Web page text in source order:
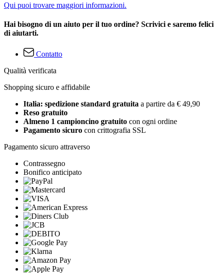
Qui puoi trovare maggiori informazioni.
Hai bisogno di un aiuto per il tuo ordine? Scrivici e saremo felici
di aiutarti.
Contatto
Qualità verificata
Shopping sicuro e affidabile
Italia: spedizione standard gratuita a partire da € 49,90
Reso gratuito
Almeno 1 campioncino gratuito con ogni ordine
Pagamento sicuro con crittografia SSL
Pagamento sicuro attraverso
Contrassegno
Bonifico anticipato